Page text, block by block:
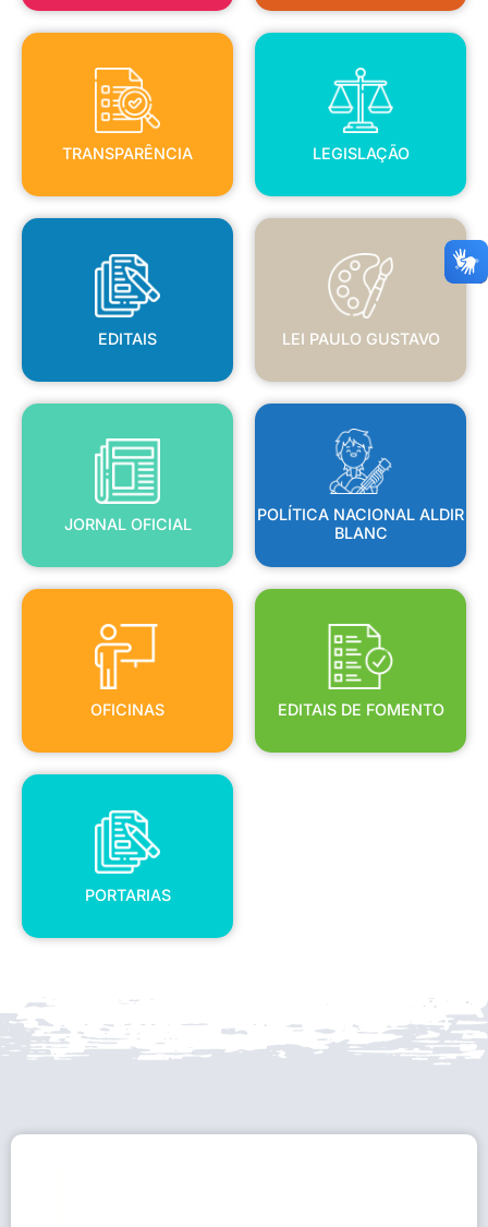
TRANSPARÊNCIA
TRANSPARÊNCIA
LEGISLAÇÃO
LEGISLAÇÃO
EDITAIS
EDITAIS
LEI PAULO GUSTAVO
LEI PAULO GUSTAVO
JORNAL OFICIAL
JORNAL OFICIAL
POLÍTICA NACIONAL ALDIR
BLANC
POLÍTICA NACIONAL ALDIR
BLANC
OFICINAS
OFICINAS
EDITAIS DE FOMENTO
EDITAIS DE FOMENTO
PORTARIAS
PORTARIAS